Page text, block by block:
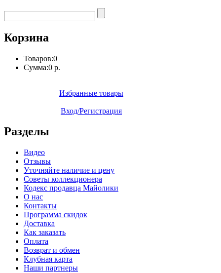
Корзина
Товаров:0
Сумма:0 р.
Избранные товары
Вход/Регистрация
Разделы
Видео
Отзывы
Уточняйте наличие и цену
Советы коллекционера
Кодекс продавца Майолики
О нас
Контакты
Программа скидок
Доставка
Как заказать
Оплата
Возврат и обмен
Клубная карта
Наши партнеры